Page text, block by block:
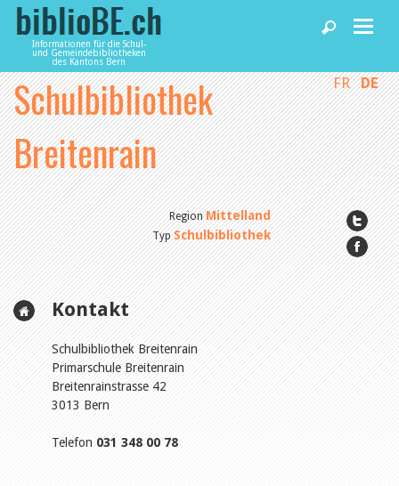
Informationen für die Schul-
und Gemeindebibliotheken
des Kantons Bern
Home
News und Fachbeiträge
Bibliotheken
Agenda
Dienstleistungen
biblioBE nutzen
FR DE
Schulbibliothek
Breitenrain
RegionMittelland
TypSchulbibliothek
Kontakt
Schulbibliothek Breitenrain
Primarschule Breitenrain
Breitenrainstrasse 42
3013 Bern
Telefon 031 348 00 78